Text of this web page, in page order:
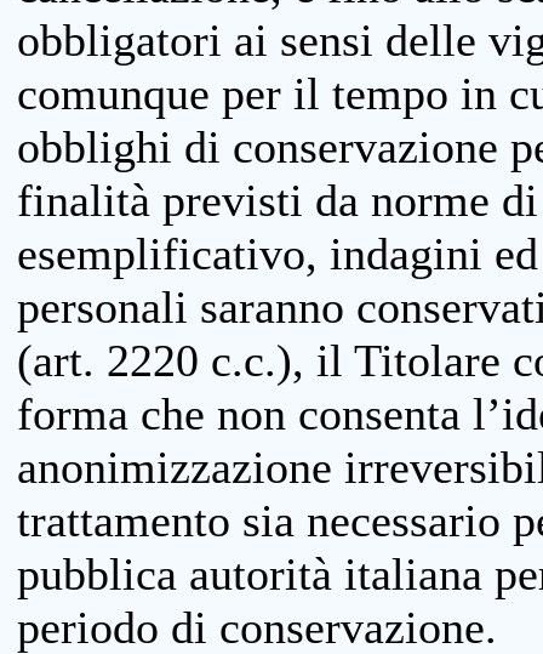
obbligatori ai sensi delle
comunque per il tempo in
obblighi di conservazione
finalità previsti da norme
esemplificativo, indagini
personali saranno
(art. 2220 c.c.), il Titolare
forma che non consenta
anonimizzazione
trattamento sia necessario
pubblica autorità italiana
periodo di conservazione.